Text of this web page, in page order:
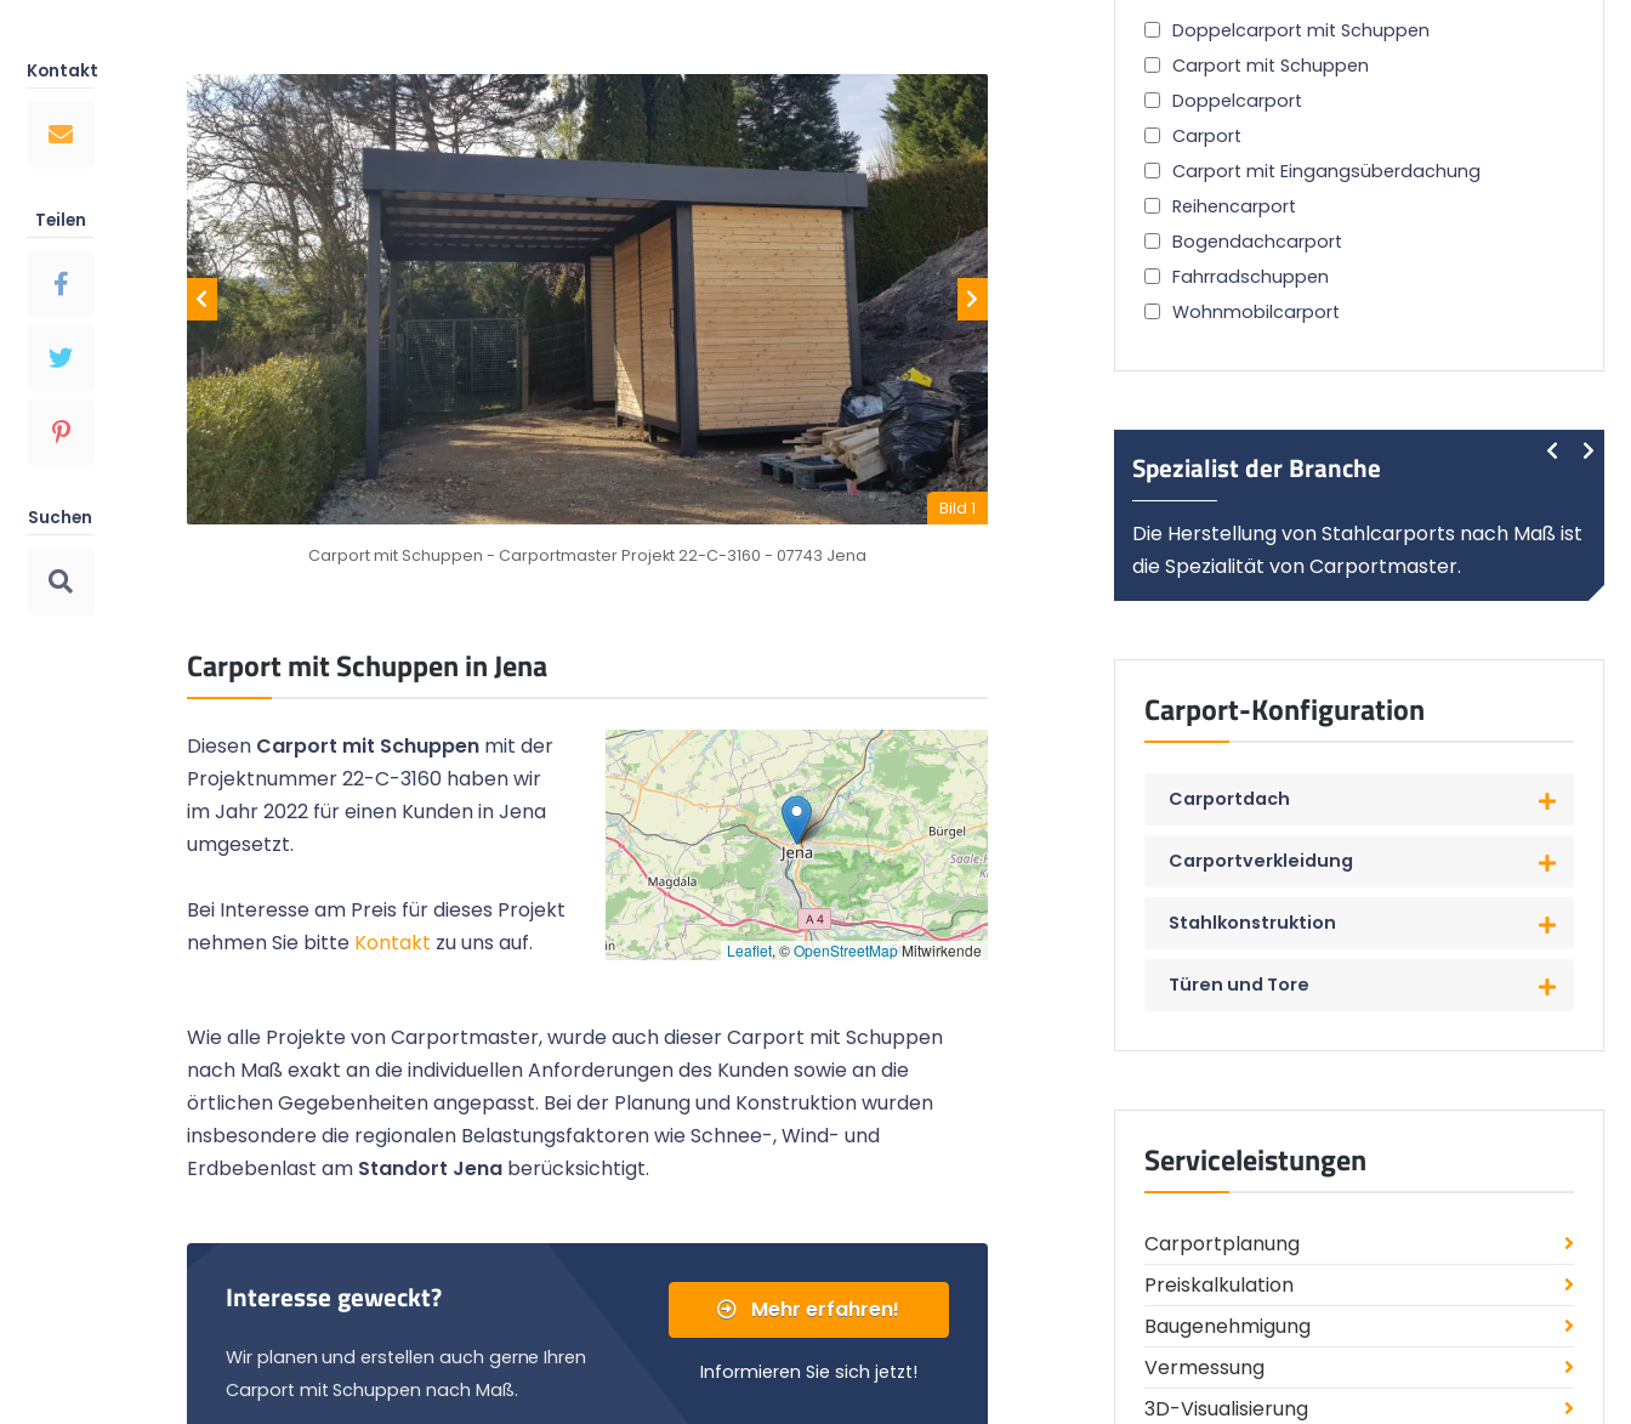
Kontakt
Teilen
Suchen Bild 2
Carport mit Schuppen - Carportmaster Projekt 22-C-3160 - 07743 Jena
Carport mit Schuppen in Jena
Diesen Carport mit Schuppenmit der
Projektnummer 22-C-3160 haben wir
im Jahr 2022 für einen Kunden in Jena
umgesetzt.
Bei Interesse am Preis für dieses Projekt
nehmen Sie bitte Kontakt zu uns auf. Leaflet, ©OpenStreetMapMitwirkende
Wie alle Projekte von Carportmaster, wurde auch dieser Carport mit Schuppen
nach Maß exakt an die individuellen Anforderungen des Kunden sowie an die
örtlichen Gegebenheiten angepasst. Bei der Planung und Konstruktion wurden
insbesondere die regionalen Belastungsfaktoren wie Schnee-, Wind- und
Erdbebenlast am Standort Jenaberücksichtigt.
Interesse geweckt?
Wir planen und erstellen auch gerne Ihren
Carport mit Schuppen nach Maß.
Mehr erfahren!
Informieren Sie sich jetzt!
Doppelcarport mit Schuppen
Carport mit Schuppen
Doppelcarport
Carport
Carport mit Eingangsüberdachung
Reihencarport
Bogendachcarport
Fahrradschuppen
Wohnmobilcarport
Top Preis-Leistungs-Verhältnis
Das Preis-Leistungs-Verhältnis überzeugt
unsere Kunden immer wieder.
Keine Anzahlungen
Bezahlung der Rechnung erst nach Lieferung
und Montage.
Spezialist der Branche
Die Herstellung von Stahlcarports nach Maß ist
die Spezialität von Carportmaster.
Carport-Konfiguration
Carportdach
Carportverkleidung
Stahlkonstruktion
Türen und Tore
Serviceleistungen
Carportplanung
Preiskalkulation
Baugenehmigung
Vermessung
3D-Visualisierung